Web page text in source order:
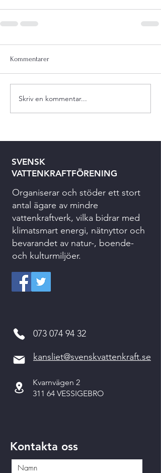
Kommentarer
Skriv en kommentar...
SVENSK
VATTENKRAFTFÖRENING
Organiserar och stöder ett stort
antal ägare av mindre
vattenkraftverk, vilka bidrar med
klimatsmart energi, nätnyttor och
bevarandet av natur-, boende-
och kulturmiljöer.
073 074 94 32
kansliet@svenskvattenkraft.se
Kvarnvägen 2
311 64 VESSIGEBRO
Kontakta oss